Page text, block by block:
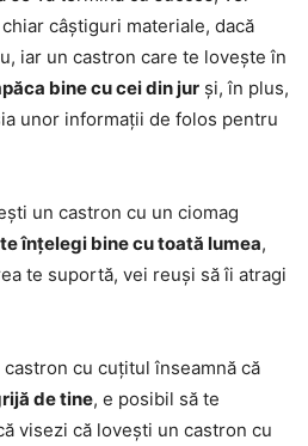
câștiguri materiale, dacă
iar un castron care te lovește în
bine cu cei din jur și, în plus,
unor informații de folos pentru
un castron cu un ciomag
înțelegi bine cu toată lumea,
te suportă, vei reuși să îi atragi
cu cuțitul înseamnă că
de tine, e posibil să te
visezi că lovești un castron cu